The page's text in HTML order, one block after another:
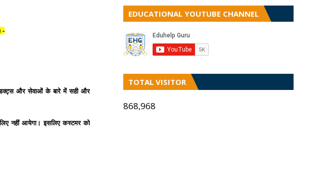
-
और सेवाओं के बारे में सही और
नहीं आयेगा। इसलिए कस्टमर को
EDUCATIONAL YOUTUBE CHANNEL
TOTAL VISITOR
868,968